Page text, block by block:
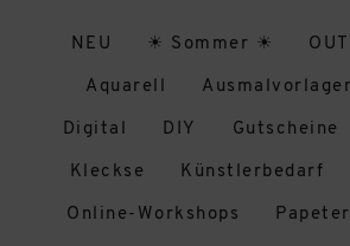
NEU ☀ Sommer ☀
Aquarell
Digital DIY Gutscheine
Kleckse Künstlerbedarf
Online-Workshops